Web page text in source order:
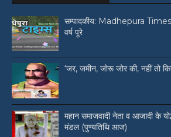
सम्पादकीय: Madhepura
वर्ष पूरे
‘जर, जमीन, जोरू जोर की, नहीं तो
महान समाजवादी नेता व आजादी के
मंडल (पुण्यतिथि आज)